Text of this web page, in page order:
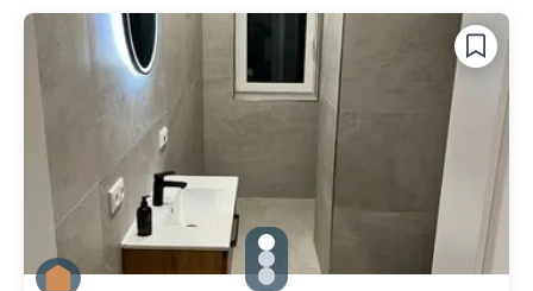
gallery.slide_selector
Zu Slide 1 wechseln
Zu Slide 2 wechseln